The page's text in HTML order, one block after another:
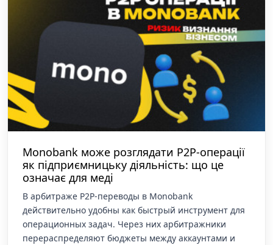
Monobank може розглядати P2P-операції
як підприємницьку діяльність: що це
означає для меді
В арбитраже P2P-переводы в Monobank
действительно удобны как быстрый инструмент для
операционных задач. Через них арбитражники
перераспределяют бюджеты между аккаунтами и